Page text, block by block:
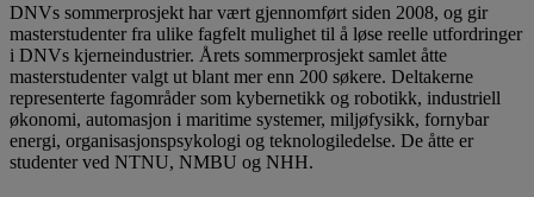
DNVs sommerprosjekt har vært gjennomført siden 2008, og gir
masterstudenter fra ulike fagfelt mulighet til å løse reelle utfordringer
i DNVs kjerneindustrier. Årets sommerprosjekt samlet åtte
masterstudenter valgt ut blant mer enn 200 søkere. Deltakerne
representerte fagområder som kybernetikk og robotikk, industriell
økonomi, automasjon i maritime systemer, miljøfysikk, fornybar
energi, organisasjonspsykologi og teknologiledelse. De åtte er
studenter ved NTNU, NMBU og NHH.